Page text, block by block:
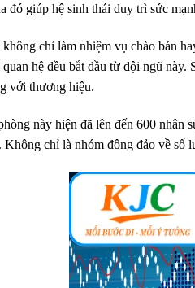
đó giúp hệ sinh thái duy trì sức
không chỉ làm nhiệm vụ chào bán
hệ đều bắt đầu từ đội ngũ
với thương hiệu.
này hiện đã lên đến 600
Không chỉ là nhóm đông đảo về số